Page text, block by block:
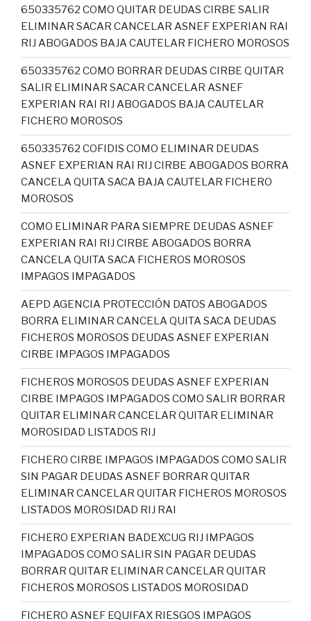
650335762 COMO QUITAR DEUDAS CIRBE SALIR
ELIMINAR SACAR CANCELAR ASNEF EXPERIAN RAI
RIJ ABOGADOS BAJA CAUTELAR FICHERO MOROSOS
650335762 COMO BORRAR DEUDAS CIRBE QUITAR
SALIR ELIMINAR SACAR CANCELAR ASNEF
EXPERIAN RAI RIJ ABOGADOS BAJA CAUTELAR
FICHERO MOROSOS
650335762 COFIDIS COMO ELIMINAR DEUDAS
ASNEF EXPERIAN RAI RIJ CIRBE ABOGADOS BORRA
CANCELA QUITA SACA BAJA CAUTELAR FICHERO
MOROSOS
COMO ELIMINAR PARA SIEMPRE DEUDAS ASNEF
EXPERIAN RAI RIJ CIRBE ABOGADOS BORRA
CANCELA QUITA SACA FICHEROS MOROSOS
IMPAGOS IMPAGADOS
AEPD AGENCIA PROTECCIÓN DATOS ABOGADOS
BORRA ELIMINAR CANCELA QUITA SACA DEUDAS
FICHEROS MOROSOS DEUDAS ASNEF EXPERIAN
CIRBE IMPAGOS IMPAGADOS
FICHEROS MOROSOS DEUDAS ASNEF EXPERIAN
CIRBE IMPAGOS IMPAGADOS COMO SALIR BORRAR
QUITAR ELIMINAR CANCELAR QUITAR ELIMINAR
MOROSIDAD LISTADOS RIJ
FICHERO CIRBE IMPAGOS IMPAGADOS COMO SALIR
SIN PAGAR DEUDAS ASNEF BORRAR QUITAR
ELIMINAR CANCELAR QUITAR FICHEROS MOROSOS
LISTADOS MOROSIDAD RIJ RAI
FICHERO EXPERIAN BADEXCUG RIJ IMPAGOS
IMPAGADOS COMO SALIR SIN PAGAR DEUDAS
BORRAR QUITAR ELIMINAR CANCELAR QUITAR
FICHEROS MOROSOS LISTADOS MOROSIDAD
FICHERO ASNEF EQUIFAX RIESGOS IMPAGOS